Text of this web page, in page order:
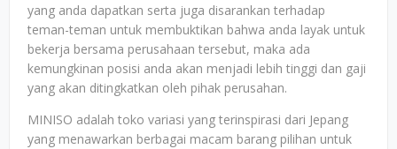
yang anda dapatkan serta juga disarankan terhadap
teman-teman untuk membuktikan bahwa anda layak untuk
bekerja bersama perusahaan tersebut, maka ada
kemungkinan posisi anda akan menjadi lebih tinggi dan gaji
yang akan ditingkatkan oleh pihak perusahan.
MINISO adalah toko variasi yang terinspirasi dari Jepang
yang menawarkan berbagai macam barang pilihan untuk